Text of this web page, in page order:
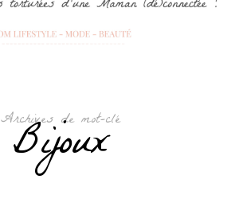
Archives de mot-clé
Bijoux